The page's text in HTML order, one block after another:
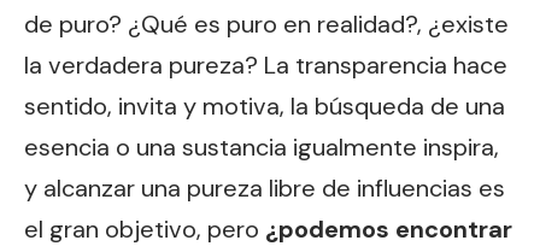
de puro? ¿Qué es puro en realidad?, ¿existe
la verdadera pureza? La transparencia hace
sentido, invita y motiva, la búsqueda de una
esencia o una sustancia igualmente inspira,
y alcanzar una pureza libre de influencias es
el gran objetivo, pero ¿podemos encontrar